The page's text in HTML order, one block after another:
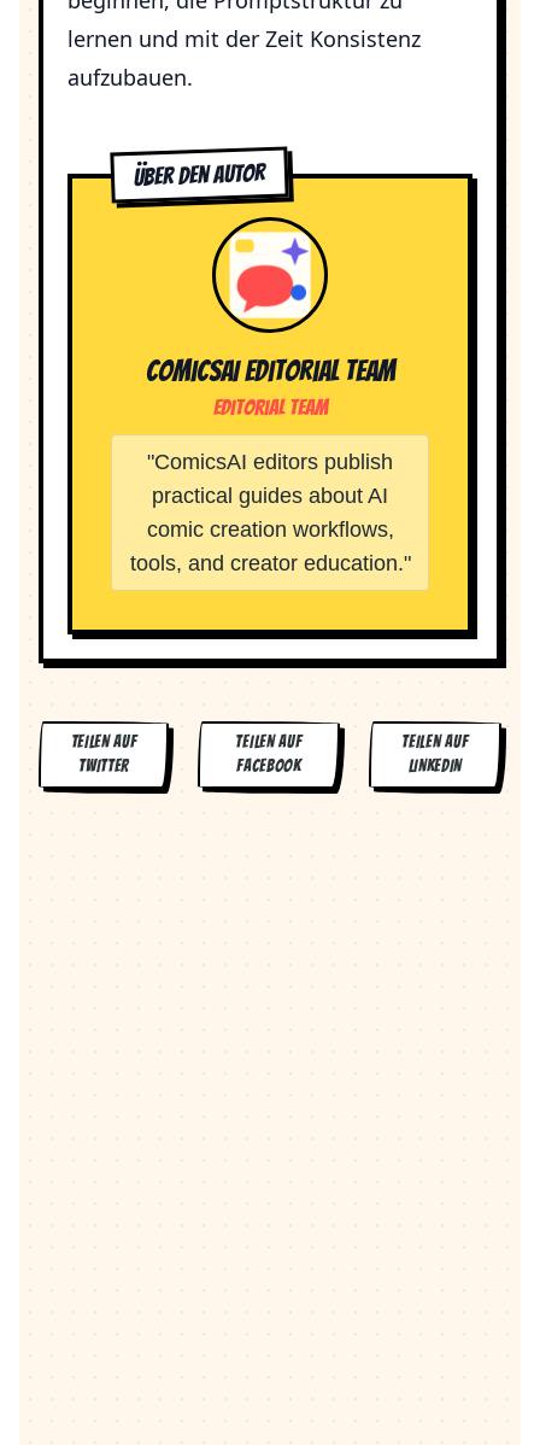
lernen und mit der Zeit Konsistenz
aufzubauen.
Über den Autor
ComicsAI Editorial Team
Editorial Team
"ComicsAI editors publish
practical guides about AI
comic creation workflows,
tools, and creator education."
TEILEN AUF
TWITTER
TEILEN AUF
FACEBOOK
TEILEN AUF
LINKEDIN